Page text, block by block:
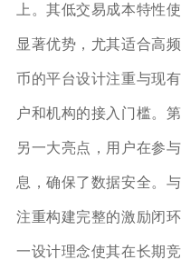
上。其低交易成本特性
显著优势，尤其适合高
币的平台设计注重与现
户和机构的接入门槛。
另一大亮点，用户在参
息，确保了数据安全。
注重构建完整的激励闭
一设计理念使其在长期